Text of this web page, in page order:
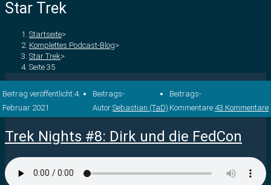
Star Trek
Startseite>
Komplettes Podcast-Blog>
Star Trek>
Seite 35
Beitrag veröffentlicht:4.
Februar 2021
Beitrags-
Autor:Sebastian (TaD)
Beitrags-
Kommentare:43 Kommentare
Trek Nights #8: Dirk und die FedCon